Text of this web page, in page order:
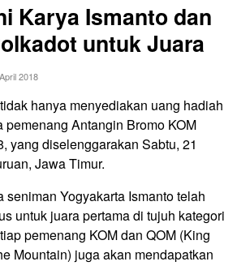
Karya Ismanto dan
untuk Juara
2018
hanya menyediakan uang hadiah
pemenang Antangin Bromo KOM
yang diselenggarakan Sabtu, 21
Jawa Timur.
seniman Yogyakarta Ismanto telah
untuk juara pertama di tujuh kategori
pemenang KOM dan QOM (King
Mountain) juga akan mendapatkan